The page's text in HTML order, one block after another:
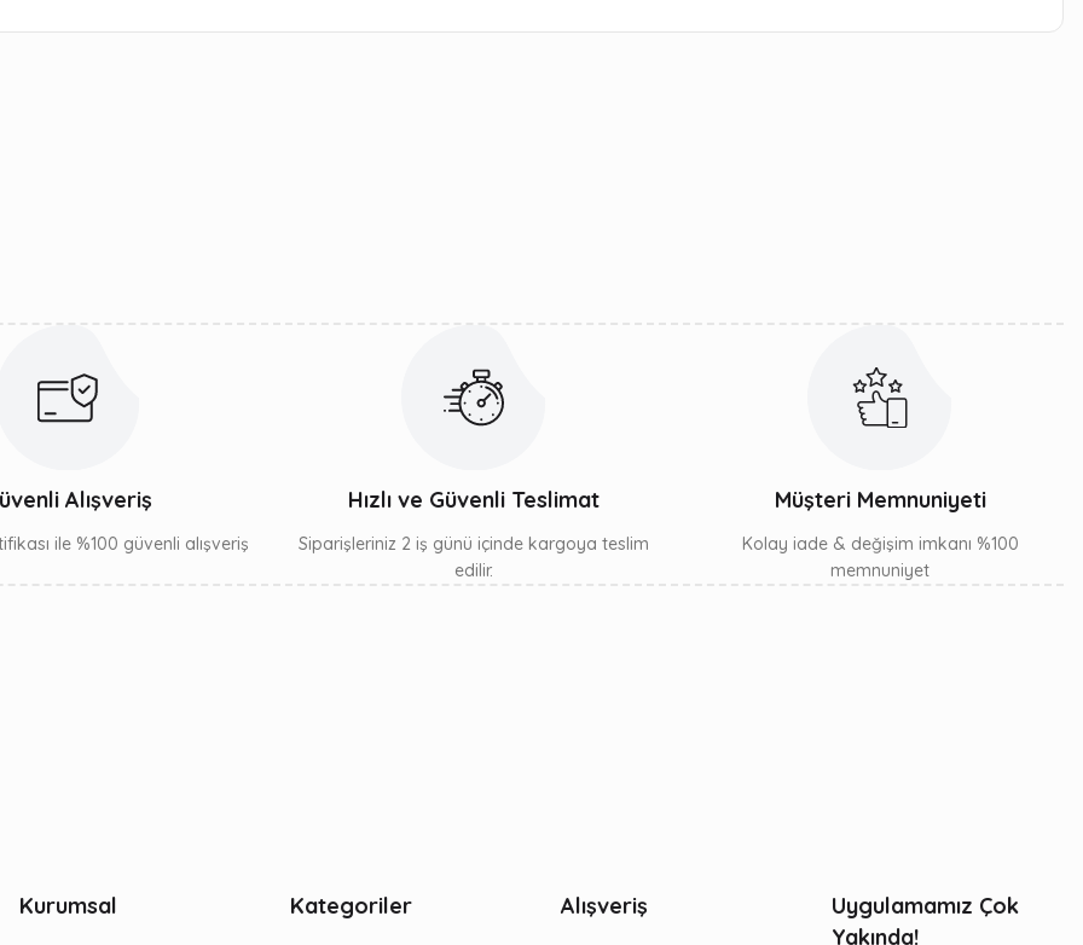
Alışveriş
ile %100 güvenli alışveriş
Hızlı ve Güvenli Teslimat
Siparişleriniz 2 iş günü içinde kargoya teslim
edilir.
Müşteri Memnuniyeti
Kolay iade & değişim imkanı %100
memnuniyet
Kurumsal Kategoriler Alışveriş
Uygulamamız Çok
Yakında!